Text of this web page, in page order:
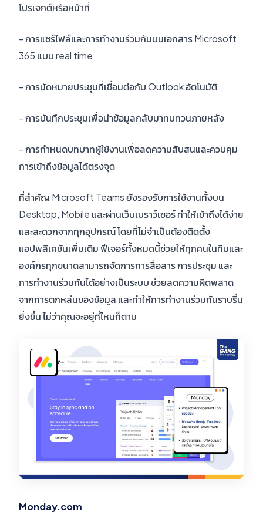
โปรเจกต์หรือหน้าที่
- การแชร์ไฟล์และการทำงานร่วมกันบนเอกสาร Microsoft
365 แบบ real time
- การนัดหมายประชุมที่เชื่อมต่อกับ Outlook อัตโนมัติ
- การบันทึกประชุมเพื่อนำข้อมูลกลับมาทบทวนภายหลัง
- การกำหนดบทบาทผู้ใช้งานเพื่อลดความสับสนและควบคุม
การเข้าถึงข้อมูลได้ตรงจุด
ที่สำคัญ Microsoft Teams ยังรองรับการใช้งานทั้งบน
Desktop, Mobile และผ่านเว็บเบราว์เซอร์ ทำให้เข้าถึงได้ง่าย
และสะดวกจากทุกอุปกรณ์ โดยที่ไม่จำเป็นต้องติดตั้ง
แอปพลิเคชันเพิ่มเติม ฟีเจอร์ทั้งหมดนี้ช่วยให้ทุกคนในทีมและ
องค์กรทุกขนาดสามารถจัดการการสื่อสาร การประชุม และ
การทำงานร่วมกันได้อย่างเป็นระบบ ช่วยลดความผิดพลาด
จากการตกหล่นของข้อมูล และทำให้การทำงานร่วมกันราบรื่น
ยิ่งขึ้น ไม่ว่าคุณจะอยู่ที่ไหนก็ตาม
Monday.com